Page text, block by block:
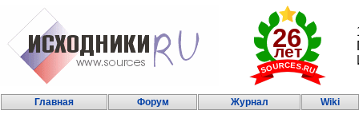
Главная Форум Журнал Wiki